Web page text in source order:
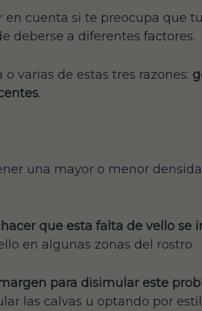
cuenta si te preocupa que
deberse a diferentes factores.
varias de estas tres razones:
.
una mayor o menor
que esta falta de vello se
en algunas zonas del rostro.
para disimular este
las calvas u optando por